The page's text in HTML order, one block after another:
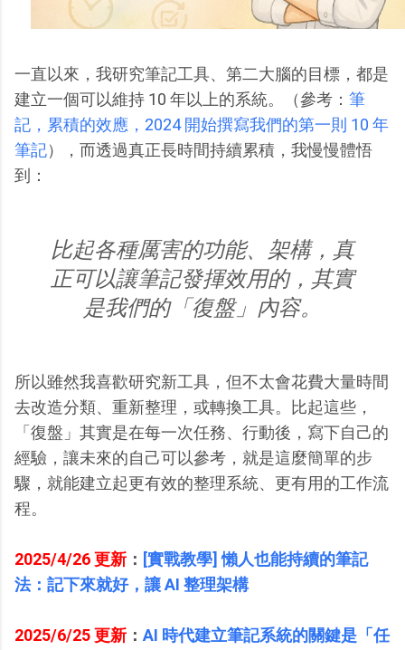
一直以來，我研究筆記工具、第二大腦的目標，都是
建立一個可以維持 10 年以上的系統。（參考： 筆
記，累積的效應，2024 開始撰寫我們的第一則 10 年
筆記），而透過真正長時間持續累積，我慢慢體悟
到：
比起各種厲害的功能、架構，真
正可以讓筆記發揮效用的，其實
是我們的「復盤」內容。
所以雖然我喜歡研究新工具，但不太會花費大量時間
去改造分類、重新整理，或轉換工具。比起這些，
「復盤」其實是在每一次任務、行動後，寫下自己的
經驗，讓未來的自己可以參考，就是這麼簡單的步
驟，就能建立起更有效的整理系統、更有用的工作流
程。
2025/4/26 更新 ： [實戰教學] 懶人也能持續的筆記
法：記下來就好，讓 AI 整理架構
2025/6/25 更新 ： AI 時代建立筆記系統的關鍵是「任